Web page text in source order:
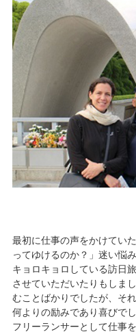
最初に仕事の声をかけてい
ってゆけるのか？」迷い悩
キョロキョロしている訪日
させていただいたりもしま
むことばかりでしたが、そ
何よりの励みであり喜びでし
フリーランサーとして仕事